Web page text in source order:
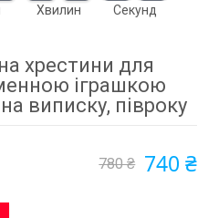
Хвилин Секунд
хрестини для
іграшкою
виписку, півроку
780 ₴ 740 ₴